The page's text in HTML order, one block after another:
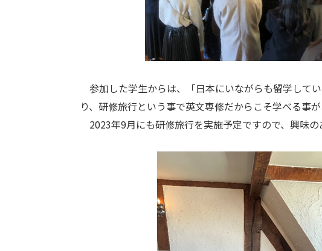
参加した学生からは、「日本にいながらも留学して
り、研修旅行という事で英文専修だからこそ学べる事
2023年9月にも研修旅行を実施予定ですので、興味